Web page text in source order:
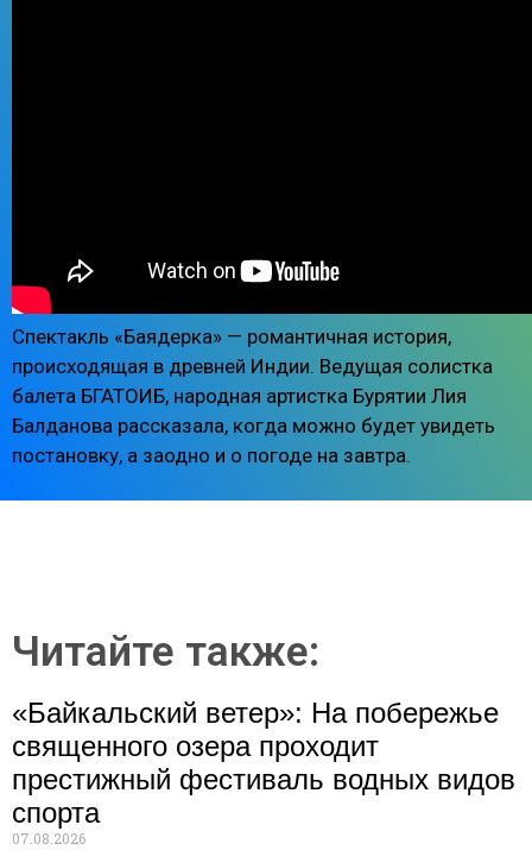
Спектакль «Баядерка» — романтичная история,
происходящая в древней Индии. Ведущая солистка
балета БГАТОИБ, народная артистка Бурятии Лия
Балданова рассказала, когда можно будет увидеть
постановку, а заодно и о погоде на завтра.
Читайте также:
«Байкальский ветер»: На побережье
священного озера проходит
престижный фестиваль водных видов
спорта
07.08.2026